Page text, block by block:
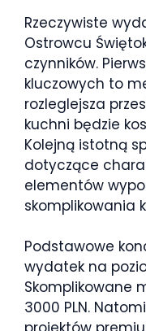
Rzeczywiste
Ostrowcu
czynników.
kluczowych to
rozleglejsza
kuchni będzie
Kolejną istotną
dotyczące
elementów
skomplikowania
Podstawowe
wydatek na
Skomplikowane
3000 PLN.